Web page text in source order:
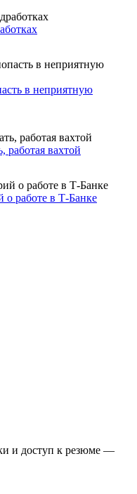
в неприятную
работая вахтой
работе в Т-Банке
и доступ к резюме —